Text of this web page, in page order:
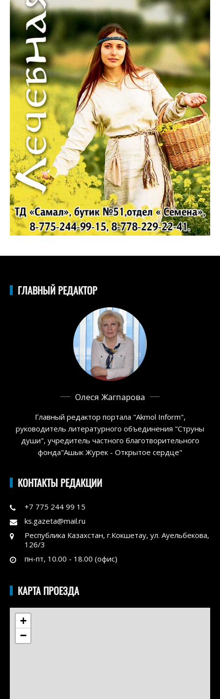
ГЛАВНЫЙ РЕДАКТОР
Олеся Жагпарова
Главный редактор портала "Akmol Inform",
руководитель литературного объединения "Струны
души", учредитель частного благотворительного
фонда"Ашык Журек - Открытое сердце"
КОНТАКТЫ РЕДАКЦИИ
+7 775 244 99 15
ks.gazeta@mail.ru
Республика Казахстан, г.Кокшетау, ул. Ауельбекова,
126/3
пн-пт, 10.00 - 18.00 (офис)
КАРТА ПРОЕЗДА
+
−